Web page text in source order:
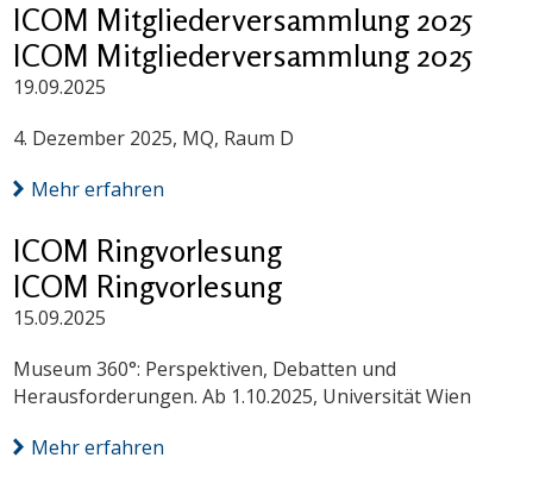
ICOM Mitgliederversammlung 2025
ICOM Mitgliederversammlung 2025
19.09.2025
4. Dezember 2025, MQ, Raum D
Mehr erfahren
ICOM Ringvorlesung
ICOM Ringvorlesung
15.09.2025
Museum 360°: Perspektiven, Debatten und
Herausforderungen. Ab 1.10.2025, Universität Wien
Mehr erfahren